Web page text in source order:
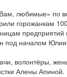
любимые» по
горожанкам
предприятий
началом
волонтёры,
Алены Апиной.